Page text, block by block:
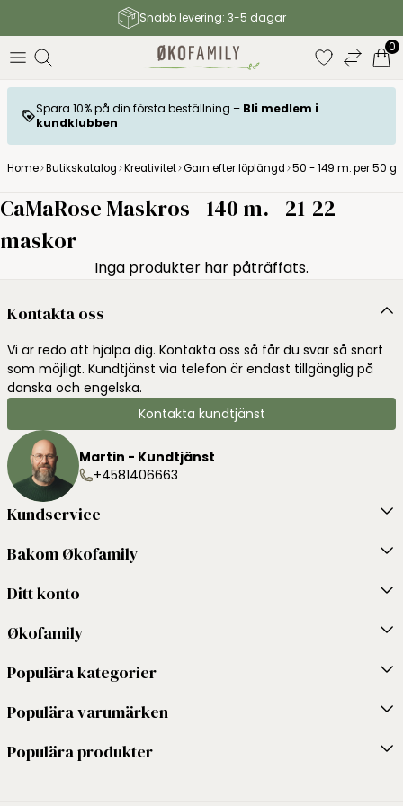
Snabb levering: 3-5 dagar
0
Spara 10% på din första beställning – Bli medlem i
kundklubben
Home Butikskatalog Kreativitet Garn efter löplängd 50 - 149 m. per 50 gr.
CaMaRose Maskros - 140 m. - 21-22
maskor
Inga produkter har påträffats.
Kontakta oss
Vi är redo att hjälpa dig. Kontakta oss så får du svar så snart
som möjligt. Kundtjänst via telefon är endast tillgänglig på
danska och engelska.
Kontakta kundtjänst
Martin - Kundtjänst
+4581406663
Kundservice
Bakom Økofamily
Ditt konto
Økofamily
Populära kategorier
Populära varumärken
Populära produkter